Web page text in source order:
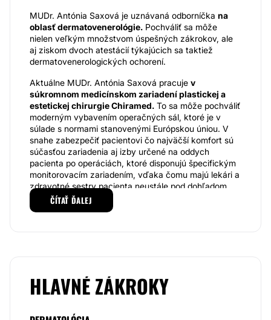
MUDr. Antónia Saxová je uznávaná odborníčka na
oblasť dermatovenerológie. Pochváliť sa môže
nielen veľkým množstvom úspešných zákrokov, ale
aj ziskom dvoch atestácií týkajúcich sa taktiež
dermatovenerologických ochorení.
Aktuálne MUDr. Antónia Saxová pracuje v
súkromnom medicínskom zariadení plastickej a
estetickej chirurgie Chiramed. To sa môže pochváliť
moderným vybavením operačných sál, ktoré je v
súlade s normami stanovenými Európskou úniou. V
snahe zabezpečiť pacientovi čo najväčší komfort sú
súčasťou zariadenia aj izby určené na oddych
pacienta po operáciách, ktoré disponujú špecifickým
monitorovacím zariadením, vďaka čomu majú lekári a
zdravotné sestry pacienta neustále pod dohľadom.
Prioritou lekárov
v zariadení Chiramed je
MUDr. Antónia Saxová sa zameriava nielen
pohlavných ochorení , ale aj na redukciu vrások,
odstraňovanie materských znamienok či
ČÍTAŤ ĎALEJ
HLAVNÉ ZÁKROKY